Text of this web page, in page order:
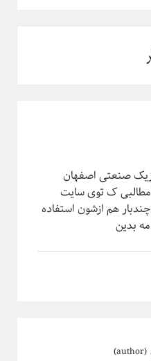
دانشجوی ترم ۳ فیزیک صنعتی اصفهان
مطالبی ک توی سایت
هم ازشون استفاده
بدین